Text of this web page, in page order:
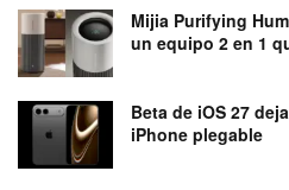
Mijia Purifying
un equipo 2 en 1
Beta de iOS 27
iPhone plegable